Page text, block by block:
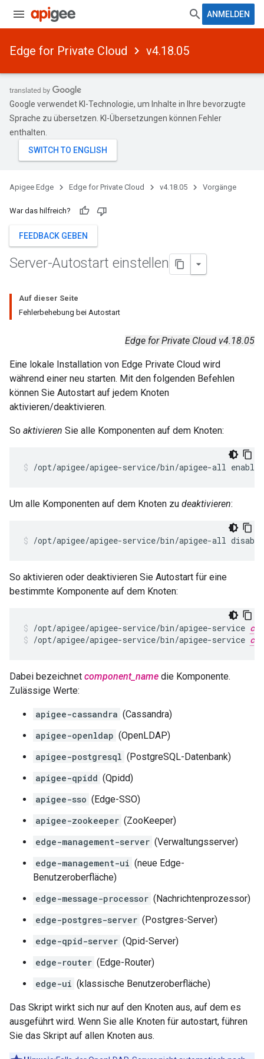
ANMELDEN
Edge for Private Cloud v4.18.05
Google verwendet KI-Technologie, um Inhalte in Ihre bevorzugte
Sprache zu übersetzen. KI-Übersetzungen können Fehler
enthalten.
Apigee Edge Edge for Private Cloud v4.18.05 Vorgänge
War das hilfreich?
FEEDBACK GEBEN
Server-Autostart einstellen
Auf dieser Seite
Fehlerbehebung bei Autostart
Edge for Private Cloud v4.18.05
Eine lokale Installation von Edge Private Cloud wird
während einer neu starten. Mit den folgenden Befehlen
können Sie Autostart auf jedem Knoten
aktivieren/deaktivieren.
So aktivieren Sie alle Komponenten auf dem Knoten:
/opt/apigee/apigee-service/bin/apigee-all
Um alle Komponenten auf dem Knoten zu deaktivieren:
/opt/apigee/apigee-service/bin/apigee-all
So aktivieren oder deaktivieren Sie Autostart für eine
bestimmte Komponente auf dem Knoten:
/opt/apigee/apigee-service/bin/apigee-service
/opt/apigee/apigee-service/bin/apigee-service
Dabei bezeichnet component_name die Komponente.
Zulässige Werte:
apigee-cassandra (Cassandra)
apigee-openldap (OpenLDAP)
apigee-postgresql (PostgreSQL-Datenbank)
apigee-qpidd (Qpidd)
apigee-sso (Edge-SSO)
apigee-zookeeper (ZooKeeper)
edge-management-server (Verwaltungsserver)
edge-management-ui (neue Edge-
Benutzeroberfläche)
edge-message-processor (Nachrichtenprozessor)
edge-postgres-server (Postgres-Server)
edge-qpid-server (Qpid-Server)
edge-router (Edge-Router)
edge-ui (klassische Benutzeroberfläche)
Das Skript wirkt sich nur auf den Knoten aus, auf dem es
ausgeführt wird. Wenn Sie alle Knoten für autostart, führen
Sie das Skript auf allen Knoten aus.